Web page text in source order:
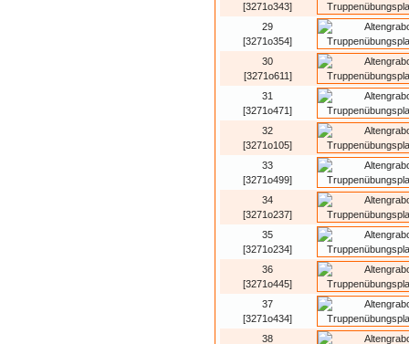
[3271o343]
29
[3271o354]
30
[3271o611]
31
[3271o471]
32
[3271o105]
33
[3271o499]
34
[3271o237]
35
[3271o234]
36
[3271o445]
37
[3271o434]
38